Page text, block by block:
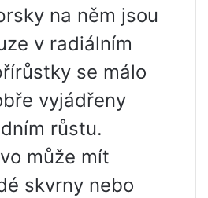
na něm jsou
v radiálním
se málo
vyjádřeny
růstu.
může mít
skvrny nebo